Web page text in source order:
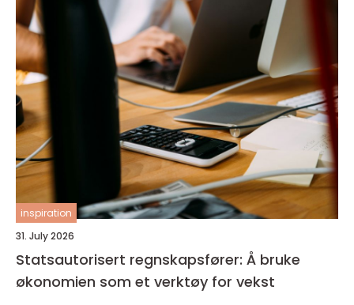
inspiration
31. July 2026
Statsautorisert regnskapsfører: Å bruke
økonomien som et verktøy for vekst